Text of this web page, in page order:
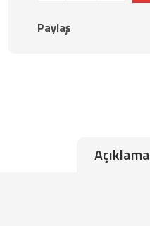
Paylaş
Açıklama